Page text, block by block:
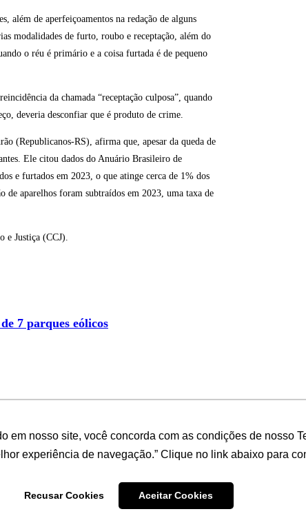
em nosso site, você concorda com as condições de nosso
experiência de navegação.” Clique no link abaixo para
Recusar Cookies Aceitar Cookies
além de aperfeiçoamentos na redação de alguns
modalidades de furto, roubo e receptação, além do
o réu é primário e a coisa furtada é de pequeno
da chamada “receptação culposa”, quando
deveria desconfiar que é produto de crime.
(Republicanos-RS), afirma que, apesar da queda de
Ele citou dados do Anuário Brasileiro de
e furtados em 2023, o que atinge cerca de 1% dos
de aparelhos foram subtraídos em 2023, uma taxa de
e Justiça (CCJ).
7 parques eólicos